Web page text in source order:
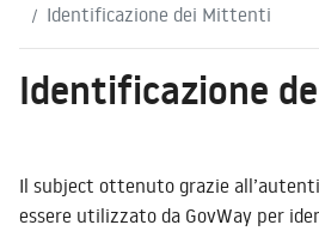
Identificazione dei Mittenti
Identificazione
Il subject ottenuto grazie
essere utilizzato da GovWay per